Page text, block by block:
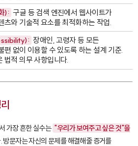
): 구글 등 검색 엔진에서 웹사이트가
츠와 기술적 요소를 최적화하는 작업.
장애인, 고령자 등 모든
편 없이 이용할 수 있도록 하는 설계 기준.
법적 의무 사항입니다.
가장 흔한 실수는 "우리가 보여주고 싶은 것"을
방문자는 자신의 문제를 해결해줄 증거를